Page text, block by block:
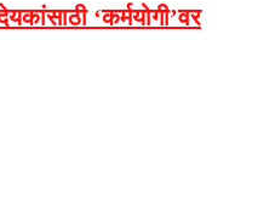
‘कर्मयोगी’वर